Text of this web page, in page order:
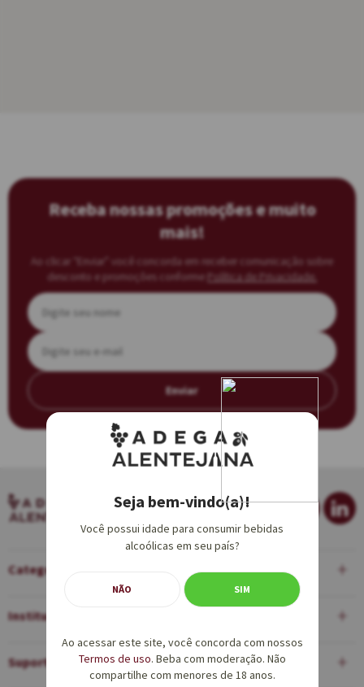
Receba nossas promoções e muito
mais!
Ao clicar “Enviar” você concorda em receber comunicação sobre
desconto e promoções conforme
Política de Privacidade.
Enviar
Categorias
Institucional
Suporte
Seja bem-vindo(a)!
Você possui idade para consumir bebidas
alcoólicas em seu país?
NÃO SIM
Ao acessar este site, você concorda com nossos
Termos de uso. Beba com moderação. Não
compartilhe com menores de 18 anos.